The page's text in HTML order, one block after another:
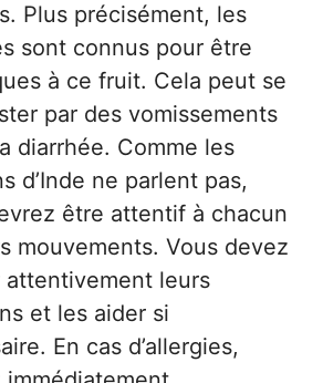
Plus précisément, les
sont connus pour être
à ce fruit. Cela peut se
par des vomissements
diarrhée. Comme les
d’Inde ne parlent pas,
être attentif à chacun
mouvements. Vous devez
leurs
et les aider si
En cas d’allergies,